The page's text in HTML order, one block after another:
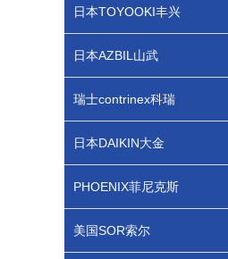
日本TOYOOKI丰兴
日本AZBIL山武
瑞士contrinex科瑞
日本DAIKIN大金
PHOENIX菲尼克斯
美国SOR索尔